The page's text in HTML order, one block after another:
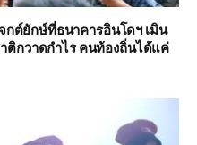
จกต์ยักษ์ที่ธนาคารอินโดฯ เมิน
ติกวาดกำไร คนท้องถิ่นได้แค่